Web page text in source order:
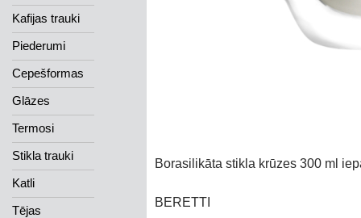
Borasilikāta stikla krūzes 300 ml
BERETTI
Kafijas trauki
Piederumi
Cepešformas
Glāzes
Termosi
Stikla trauki
Katli
Tējas